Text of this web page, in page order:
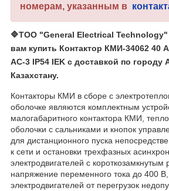
номерам, указанным в
🔷ТОО "General Electrical Technology"
вам купить Контактор КМИ-34062 40
АС-3 IP54 IEK с доставкой по городу
Казахстану.
Контакторы КМИ в сборе с
оболочке являются комплектным
малогабаритного контактора КМИ,
оболочки с сальниками и кнопок
для дистанционного пуска
к сети и остановки трехфазных
электродвигателей с короткозамкнутым
напряжение переменного тока до 400
электродвигателей от перегрузок